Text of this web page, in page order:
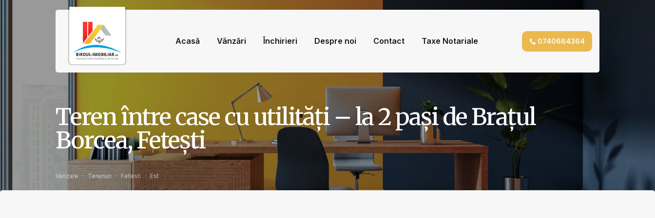
Acasă Vânzări Închirieri Despre noi Contact Taxe Notariale 0740664364
Teren între case cu utilități – la 2 pași de Brațul
Borcea, Fetești
Vanzare Terenuri Fetesti Est